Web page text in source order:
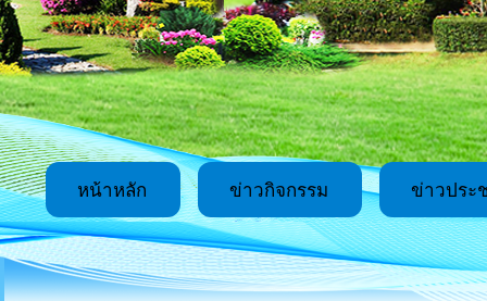
หน้าหลัก ข่าวกิจกรรม ข่าวประ